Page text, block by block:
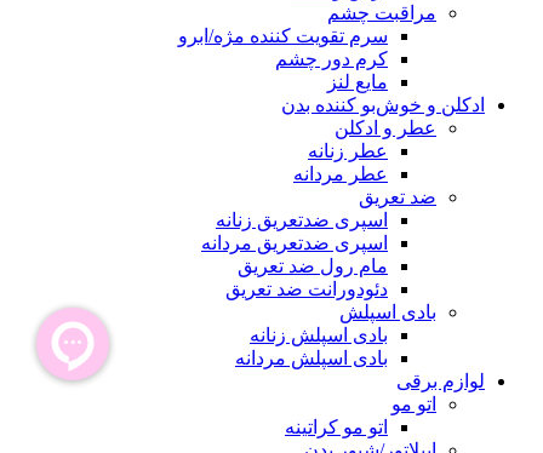
مراقبت چشم
سرم تقویت کننده مژه/ابرو
کرم دور چشم
مایع لنز
ادکلن و خوش‌بو کننده بدن
عطر و ادکلن
عطر زنانه
عطر مردانه
ضد تعریق
اسپری ضدتعریق زنانه
اسپری ضدتعریق مردانه
مام رول ضد تعریق
دئودورانت ضد تعریق
بادی اسپلش
بادی اسپلش زنانه
بادی اسپلش مردانه
لوازم برقی
اتو مو
اتو مو کراتینه